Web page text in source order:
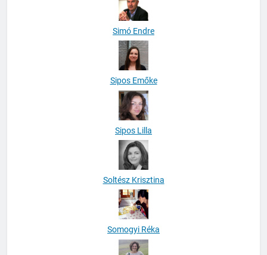
Simó Endre
Sipos Emőke
Sipos Lilla
Soltész Krisztina
Somogyi Réka